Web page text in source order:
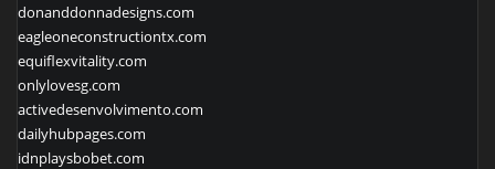
donanddonnadesigns.com
eagleoneconstructiontx.com
equiflexvitality.com
onlylovesg.com
activedesenvolvimento.com
dailyhubpages.com
idnplaysbobet.com